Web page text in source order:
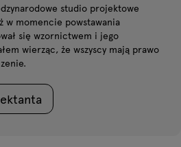
studio projektowe
w momencie powstawania
się wzornictwem i jego
wierząc, że wszyscy mają prawo